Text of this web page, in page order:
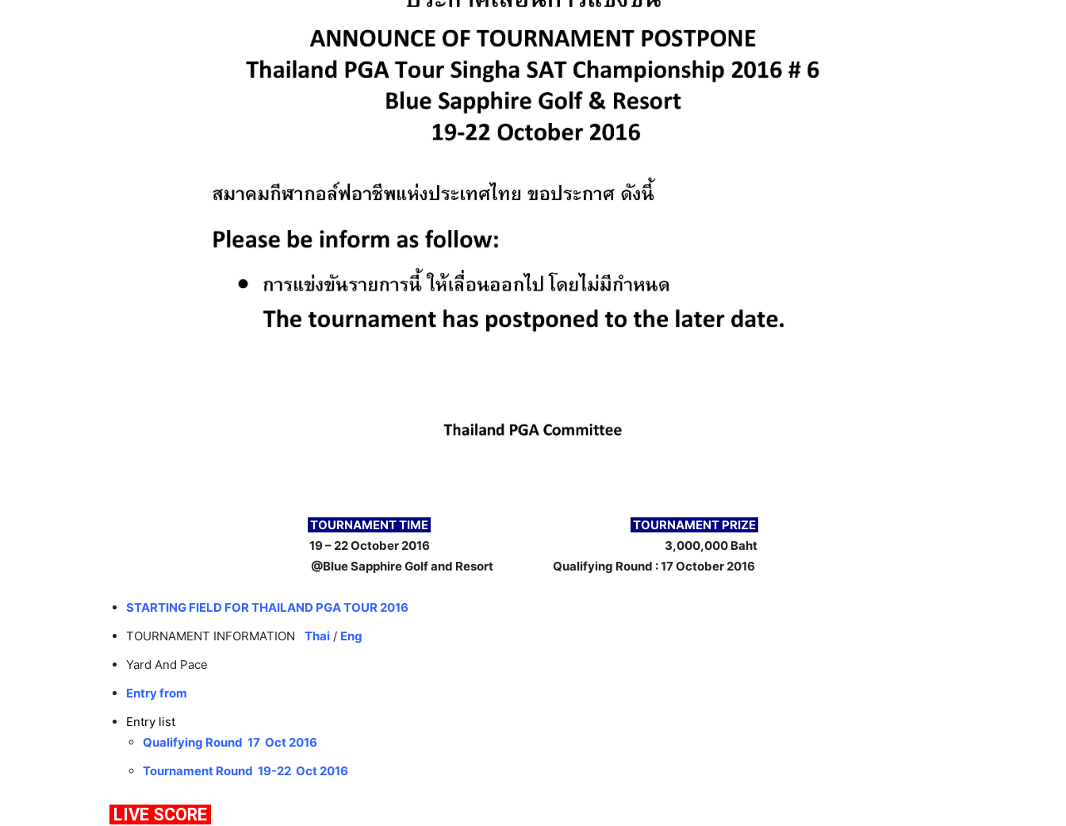
TOURNAMENT TIME
TOURNAMENT PRIZE
19 – 22 October 2016
3,000,000 Baht
@Blue Sapphire Golf and Resort Qualifying Round : 17 October 2016
STARTING FIELD FOR THAILAND PGA TOUR 2016
TOURNAMENT INFORMATION Thai / Eng
Yard And Pace
Entry from
Entry list
Qualifying Round 17 Oct 2016
Tournament Round 19-22 Oct 2016
LIVE SCORE